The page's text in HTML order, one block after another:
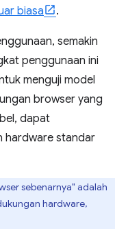
biasa
.
semakin
penggunaan ini
menguji model
browser yang
dapat
hardware standar
sebenarnya" adalah
hardware,